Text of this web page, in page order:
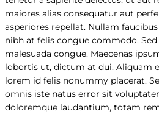
maiores alias consequatur aut
asperiores repellat. Nullam
nibh at felis congue commodo.
malesuada congue. Maecenas
lobortis ut, dictum at dui. Aliquam
lorem id felis nonummy placerat.
omnis iste natus error sit
doloremque laudantium, totam